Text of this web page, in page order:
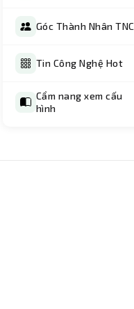
Góc Thành Nhân TNC
Tin Công Nghệ Hot
Cẩm nang xem cấu
hình